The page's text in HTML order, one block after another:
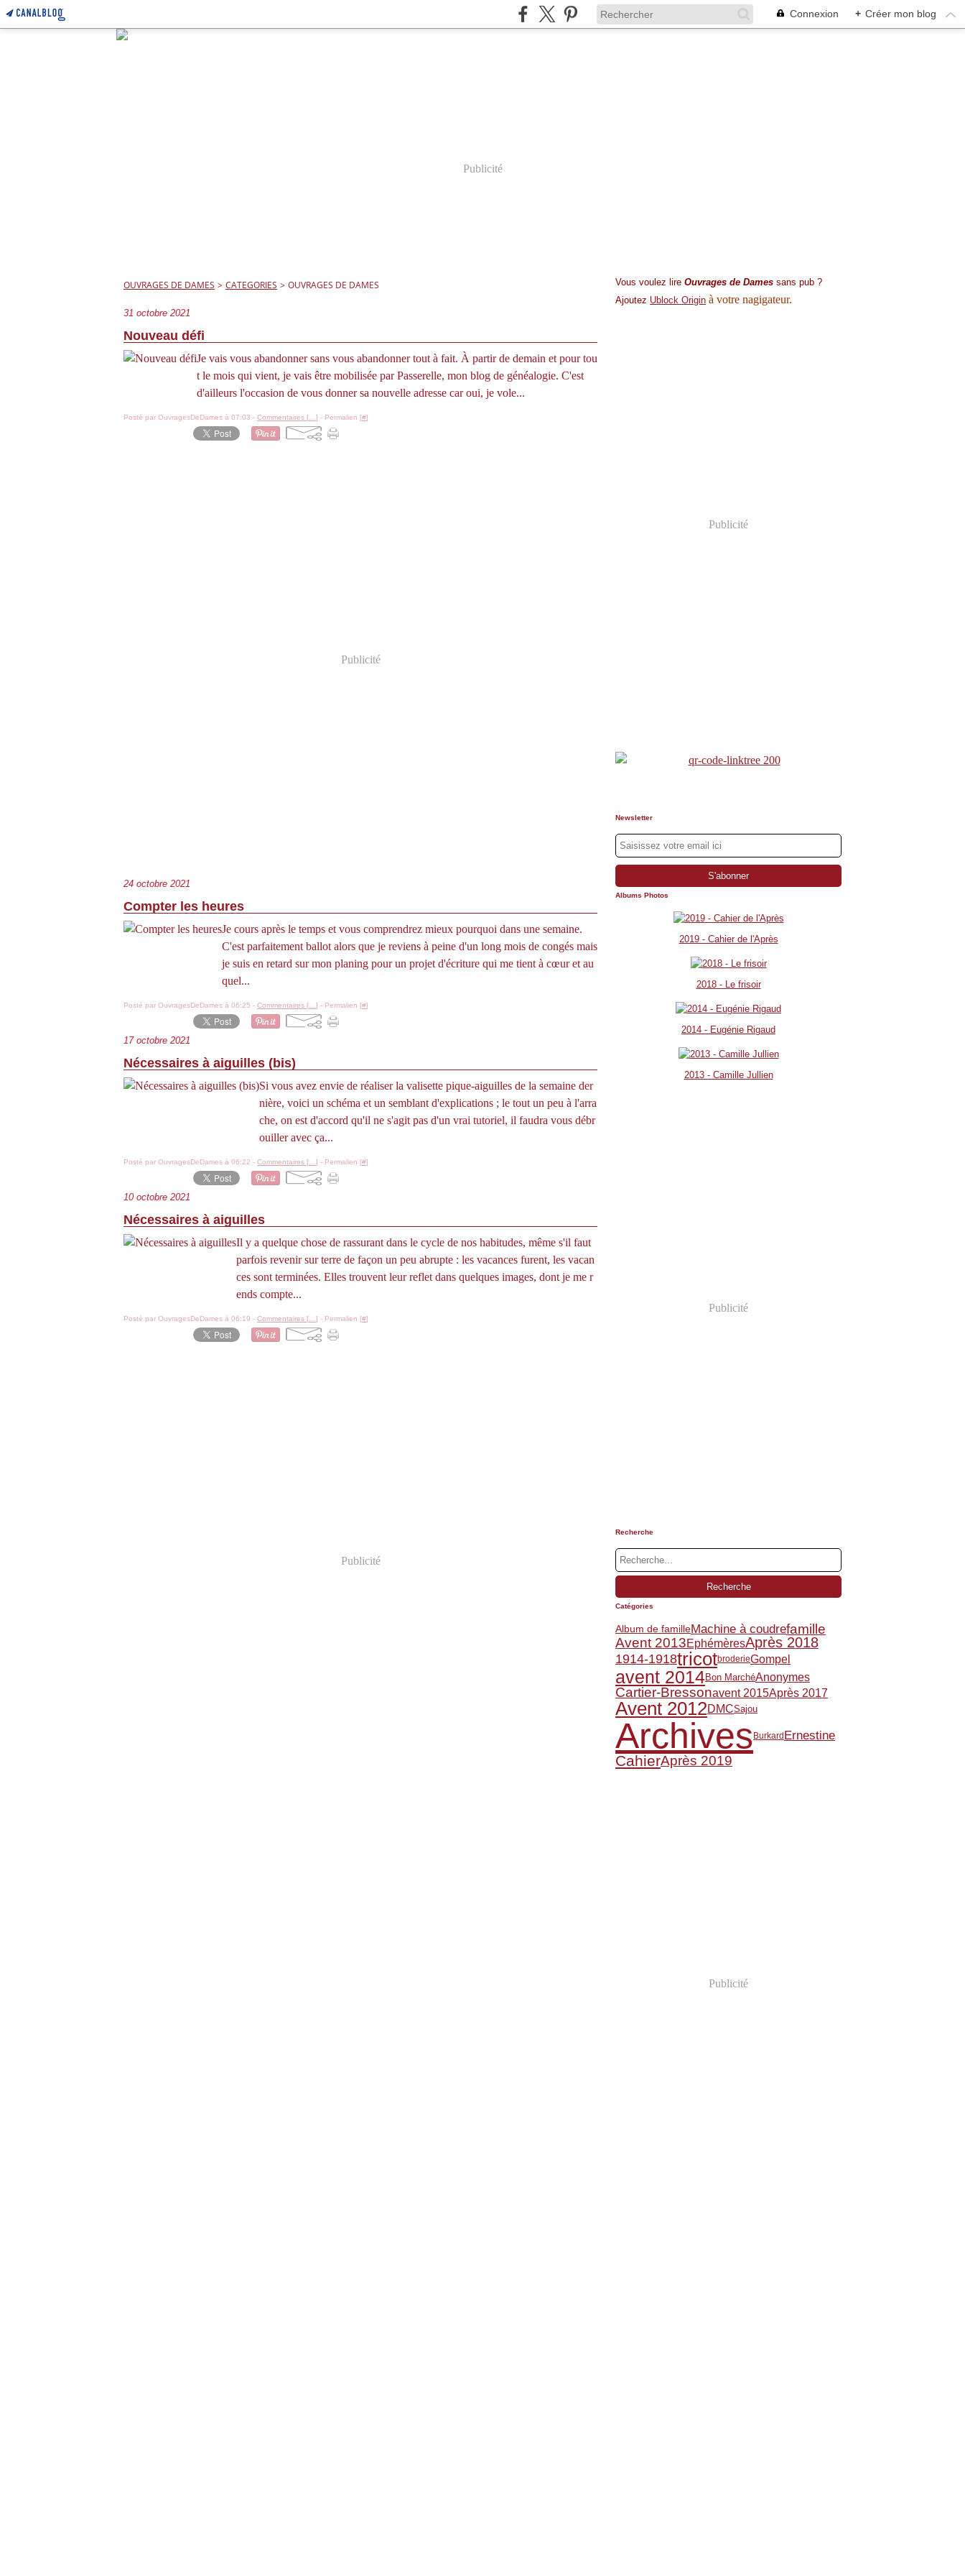
Connexion + Créer mon blog
Publicité
OUVRAGES DE DAMES > CATEGORIES > OUVRAGES DE DAMES
31 octobre 2021
Nouveau défi
Je vais vous abandonner sans vous abandonner tout à fait. À partir de demain et pour tou
t le mois qui vient, je vais être mobilisée par Passerelle, mon blog de généalogie. C'est
d'ailleurs l'occasion de vous donner sa nouvelle adresse car oui, je vole...
Posté par OuvragesDeDames à 07:03 - Commentaires [ ] - Permalien [#]
Publicité
24 octobre 2021
Compter les heures
Je cours après le temps et vous comprendrez mieux pourquoi dans une semaine.
C'est parfaitement ballot alors que je reviens à peine d'un long mois de congés mais
je suis en retard sur mon planing pour un projet d'écriture qui me tient à cœur et au
quel...
Posté par OuvragesDeDames à 06:25 - Commentaires [ ] - Permalien [#]
17 octobre 2021
Nécessaires à aiguilles (bis)
Si vous avez envie de réaliser la valisette pique-aiguilles de la semaine der
nière, voici un schéma et un semblant d'explications ; le tout un peu à l'arra
che, on est d'accord qu'il ne s'agit pas d'un vrai tutoriel, il faudra vous débr
ouiller avec ça...
Posté par OuvragesDeDames à 06:22 - Commentaires [ ] - Permalien [#]
10 octobre 2021
Nécessaires à aiguilles
Il y a quelque chose de rassurant dans le cycle de nos habitudes, même s'il faut
parfois revenir sur terre de façon un peu abrupte : les vacances furent, les vacan
ces sont terminées. Elles trouvent leur reflet dans quelques images, dont je me r
ends compte...
Posté par OuvragesDeDames à 06:19 - Commentaires [ ] - Permalien [#]
Publicité
Vous voulez lire Ouvrages de Dames sans pub ?
Ajoutez Ublock Origin à votre nagigateur.
Publicité
Newsletter
Albums Photos
2019 - Cahier de l'Après
2018 - Le frisoir
2014 - Eugénie Rigaud
2013 - Camille Jullien
Publicité
Recherche
Catégories
Album de familleMachine à coudrefamille
Avent 2013EphémèresAprès 2018
1914-1918tricotbroderieGompel
avent 2014Bon MarchéAnonymes
Cartier-Bressonavent 2015Après 2017
Avent 2012DMCSajou
Archives Burkard Ernestine
CahierAprès 2019
Publicité